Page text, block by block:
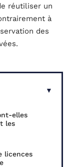
réutiliser un
à
des
elles
les
licences